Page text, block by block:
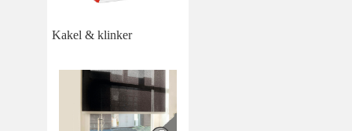
Kakel & klinker